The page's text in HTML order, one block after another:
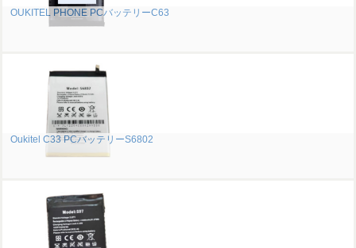
OUKITEL PHONE PCバッテリーC63
Oukitel C33 PCバッテリーS6802